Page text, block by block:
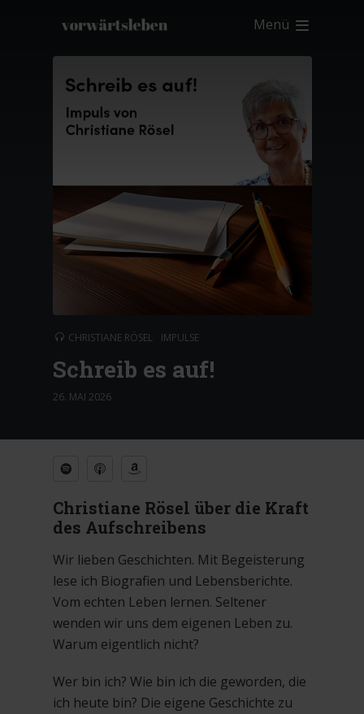
Menü
CHRISTIANE RÖSEL IMPULSE
Schreib es auf!
26. MAI 2026
Christiane Rösel über die Kraft
des Aufschreibens
Wir lieben Geschichten. Mit Begeisterung
lese ich Biografien und Lebensberichte.
Vom echten Leben lernen. Seltener
wenden wir uns dem eigenen Leben zu.
Warum eigentlich nicht?
Wer bin ich? Wie bin ich die geworden, die
ich heute bin? Die eigene Geschichte zu